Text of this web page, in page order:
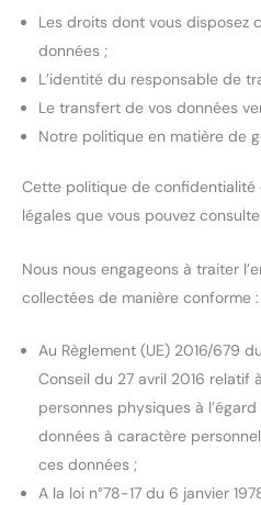
Les droits dont vous disposez
données ;
L’identité du responsable de
Le transfert de vos données
Notre politique en matière de
Cette politique de confidentialité
légales que vous pouvez
Nous nous engageons à traiter
collectées de manière conforme :
Au Règlement (UE) 2016/679
Conseil du 27 avril 2016 relatif
personnes physiques à
données à caractère
ces données ;
A la loi n°78-17 du 6 janvier